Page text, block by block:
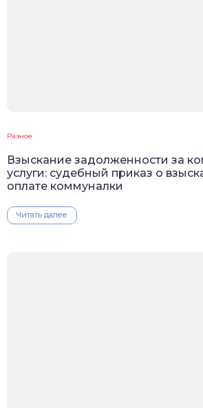
Разное
Взыскание задолженности за
услуги: судебный приказ о
оплате коммуналки
Читать далее